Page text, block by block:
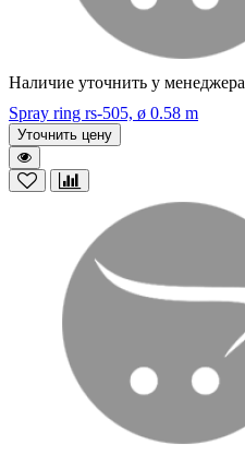
Наличие уточнить у менеджера
Spray ring rs-505, ø 0.58 m
Уточнить цену